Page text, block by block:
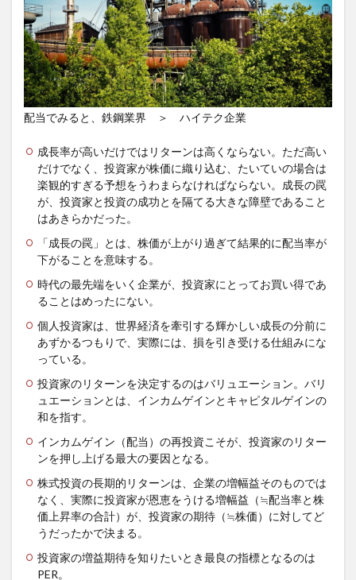
配当でみると、鉄鋼業界 ＞ ハイテク企業
成長率が高いだけではリターンは高くならない。ただ高い
だけでなく、投資家が株価に織り込む、たいていの場合は
楽観的すぎる予想をうわまらなければならない。成長の罠
が、投資家と投資の成功とを隔てる大きな障壁であること
はあきらかだった。
「成長の罠」とは、株価が上がり過ぎて結果的に配当率が
下がることを意味する。
時代の最先端をいく企業が、投資家にとってお買い得であ
ることはめったにない。
個人投資家は、世界経済を牽引する輝かしい成長の分前に
あずかるつもりで、実際には、損を引き受ける仕組みにな
っている。
投資家のリターンを決定するのはバリュエーション。バリ
ュエーションとは、インカムゲインとキャピタルゲインの
和を指す。
インカムゲイン（配当）の再投資こそが、投資家のリター
ンを押し上げる最大の要因となる。
株式投資の長期的リターンは、企業の増幅益そのものでは
なく、実際に投資家が恩恵をうける増幅益（≒配当率と株
価上昇率の合計）が、投資家の期待（≒株価）に対してど
うだったかで決まる。
投資家の増益期待を知りたいとき最良の指標となるのは
PER。